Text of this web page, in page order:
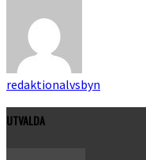
redaktionalvsbyn
UTVALDA